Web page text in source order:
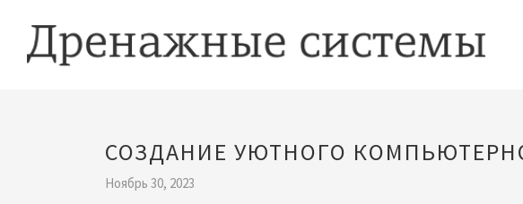
СОЗДАНИЕ УЮТНОГО
Ноябрь 30, 2023